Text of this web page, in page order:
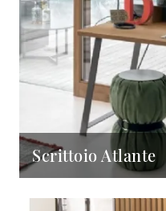
Scrittoio Atlante